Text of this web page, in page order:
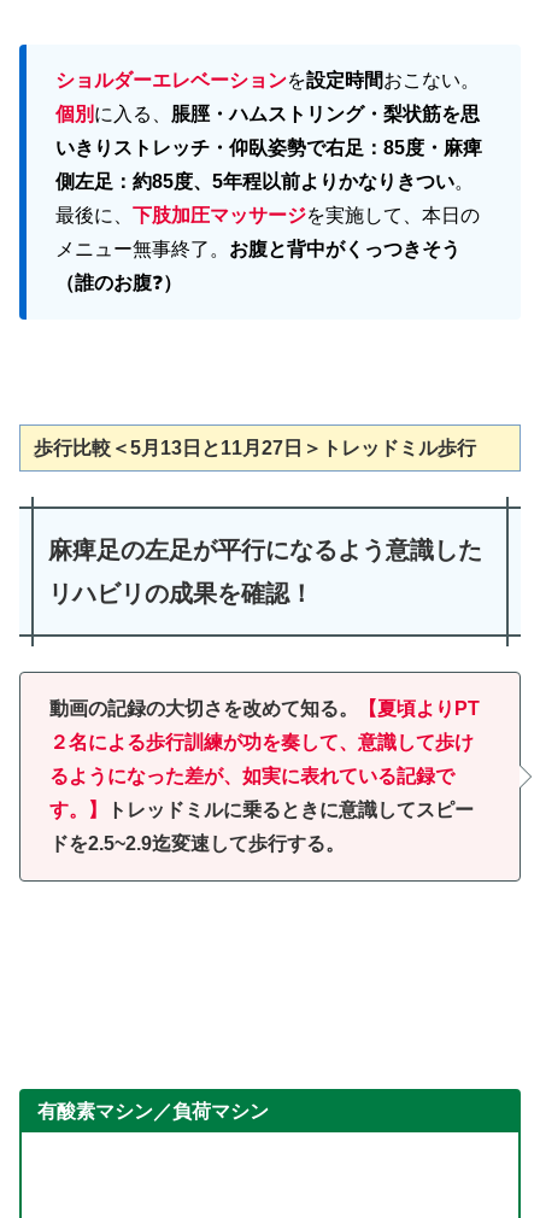
ショルダーエレベーションを設定時間おこない。
個別 に入る、 脹脛・ハムストリング・梨状筋を思
いきりストレッチ・仰臥姿勢で右足：85度・麻痺
側左足：約85度、5年程以前よりかなりきつい。
最後に、 下肢加圧マッサージを実施して、本日の
メニュー無事終了。 お腹と背中がくっつきそう
（誰のお腹❓）
歩行比較＜5月13日と11月27日＞トレッドミル歩行
麻痺足の左足が平行になるよう意識した
リハビリの成果を確認！
動画の記録の大切さを改めて知る。
【夏頃よりPT
２名による歩行訓練が功を奏して、意識して歩け
るようになった差が、如実に表れている記録で
す。】
トレッドミルに乗るときに意識してスピー
ドを2.5~2.9迄変速して歩行する。
有酸素マシン／負荷マシン